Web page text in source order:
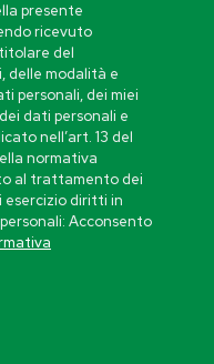
presente
ricevuto
del
delle modalità e
personali, dei miei
dati personali e
nell’art. 13 del
normativa
al trattamento dei
esercizio diritti in
Acconsento